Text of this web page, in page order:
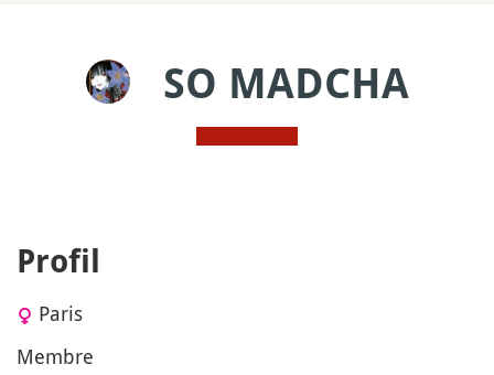
SO MADCHA
Profil
Paris
Membre